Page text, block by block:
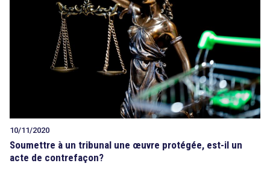
Tout sur le droit de l'innovation
CONTACT
10/11/2020
Soumettre à un tribunal une œuvre protégée, est-il un
acte de contrefaçon?